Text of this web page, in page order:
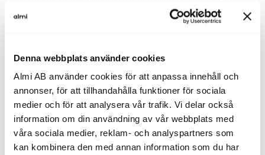
Denna webbplats använder cookies
Almi AB använder cookies för att anpassa innehåll och
annonser, för att tillhandahålla funktioner för sociala
medier och för att analysera vår trafik. Vi delar också
information om din användning av vår webbplats med
våra sociala medier, reklam- och analyspartners som
kan kombinera den med annan information som du har
på 250 kr exkl. moms. Detta eftersom vi värnar om
ett hållbart samhälle och vill undvika matsvinn.
Johanna Lindgren,johanna.lindgren@almi.se
Idris Danishmand,idris.danishmand@almi.se
Välkommen!